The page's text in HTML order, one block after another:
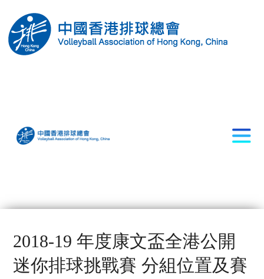
2018-19 年度康文盃全港公開
迷你排球挑戰賽 分組位置及賽